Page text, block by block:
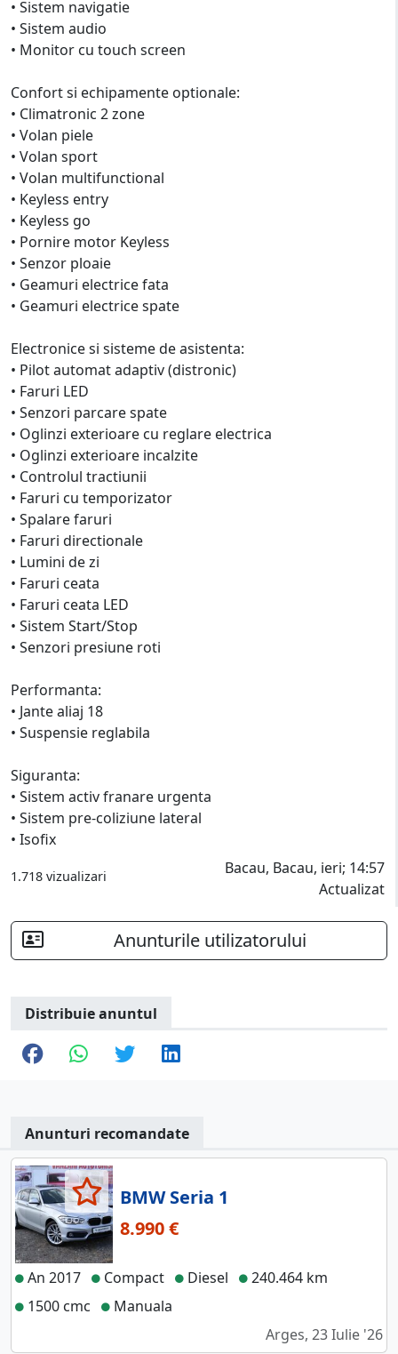
• Sistem navigatie
• Sistem audio
• Monitor cu touch screen
Confort si echipamente optionale:
• Climatronic 2 zone
• Volan piele
• Volan sport
• Volan multifunctional
• Keyless entry
• Keyless go
• Pornire motor Keyless
• Senzor ploaie
• Geamuri electrice fata
• Geamuri electrice spate
Electronice si sisteme de asistenta:
• Pilot automat adaptiv (distronic)
• Faruri LED
• Senzori parcare spate
• Oglinzi exterioare cu reglare electrica
• Oglinzi exterioare incalzite
• Controlul tractiunii
• Faruri cu temporizator
• Spalare faruri
• Faruri directionale
• Lumini de zi
• Faruri ceata
• Faruri ceata LED
• Sistem Start/Stop
• Senzori presiune roti
Performanta:
• Jante aliaj 18
• Suspensie reglabila
Siguranta:
• Sistem activ franare urgenta
• Sistem pre-coliziune lateral
• Isofix
1.718 vizualizari
Bacau, Bacau, ieri; 14:57
Actualizat
Anunturile utilizatorului
Distribuie anuntul
Anunturi recomandate
BMW Seria 1
8.990 €
An 2017 Compact Diesel
240.464 km
1500 cmc
Manuala
Arges, 23 Iulie '26